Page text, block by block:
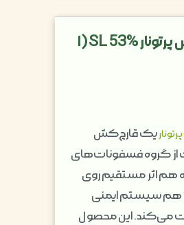
فوستکس پرتونار SL 53% (۱
پرتوناریک قارچ‌کش
گروه فسفونات‌های
هم اثر مستقیم روی
و هم سیستم ایمنی
می‌کند. این محصول